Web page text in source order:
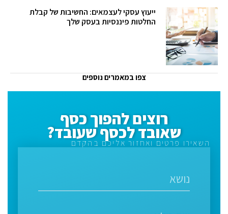
ייעוץ עסקי לעצמאים: החשיבות של קבלת
החלטות פיננסיות בעסק שלך
צפו במאמרים נוספים
רוצים להפוך כסף
שאובד לכסף שעובד?
השאירו פרטים ואחזור אליכם בהקדם